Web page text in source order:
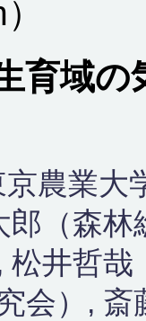
育域の
農業大
郎（森
松井哲
会）,